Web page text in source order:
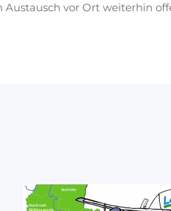
Austausch vor Ort weiterhin